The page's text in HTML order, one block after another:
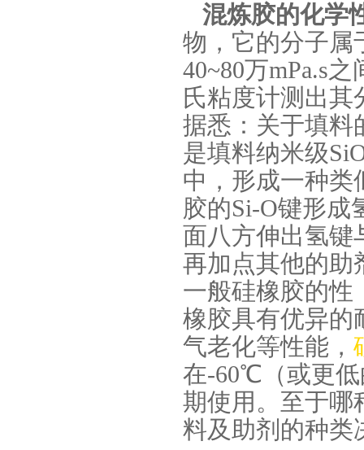
混炼胶的化学
物，它的分子属
40~80万mPa.s
氏粘度计测出
据悉：关于填料
是填料纳米级
中，形成一种类
胶的Si-O键形成
面八方伸出氢键
再加点其他的助
一般硅橡胶的性
橡胶具有优异的
气老化等性能，
在-60℃（或更
期使用。至于哪
料及助剂的种类